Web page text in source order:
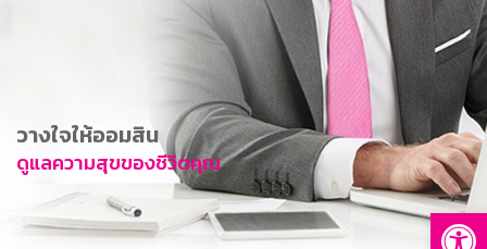
การพัฒนาที่ยั่งยืน
ข่าวสาร
บริการทางการเงิน
อื่นๆ
วางใจให้ออมสิน
ดูแลความสุขของชีวิตคุณ